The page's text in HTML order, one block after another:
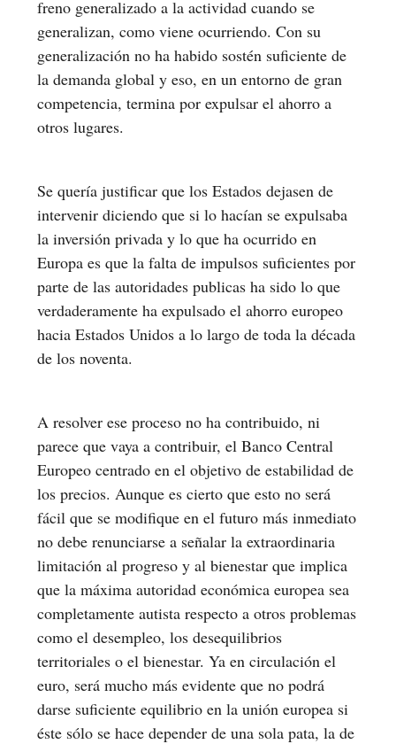
freno generalizado a la actividad cuando se
generalizan, como viene ocurriendo. Con su
generalización no ha habido sostén suficiente de
la demanda global y eso, en un entorno de gran
competencia, termina por expulsar el ahorro a
otros lugares.
Se quería justificar que los Estados dejasen de
intervenir diciendo que si lo hacían se expulsaba
la inversión privada y lo que ha ocurrido en
Europa es que la falta de impulsos suficientes por
parte de las autoridades publicas ha sido lo que
verdaderamente ha expulsado el ahorro europeo
hacia Estados Unidos a lo largo de toda la década
de los noventa.
A resolver ese proceso no ha contribuido, ni
parece que vaya a contribuir, el Banco Central
Europeo centrado en el objetivo de estabilidad de
los precios. Aunque es cierto que esto no será
fácil que se modifique en el futuro más inmediato
no debe renunciarse a señalar la extraordinaria
limitación al progreso y al bienestar que implica
que la máxima autoridad económica europea sea
completamente autista respecto a otros problemas
como el desempleo, los desequilibrios
territoriales o el bienestar. Ya en circulación el
euro, será mucho más evidente que no podrá
darse suficiente equilibrio en la unión europea si
éste sólo se hace depender de una sola pata, la de